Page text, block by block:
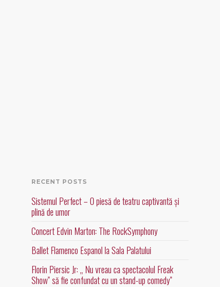
RECENT POSTS
Sistemul Perfect – O piesă de teatru captivantă și
plină de umor
Concert Edvin Marton: The RockSymphony
Ballet Flamenco Espanol la Sala Palatului
Florin Piersic Jr: „ Nu vreau ca spectacolul Freak
Show” să fie confundat cu un stand-up comedy”